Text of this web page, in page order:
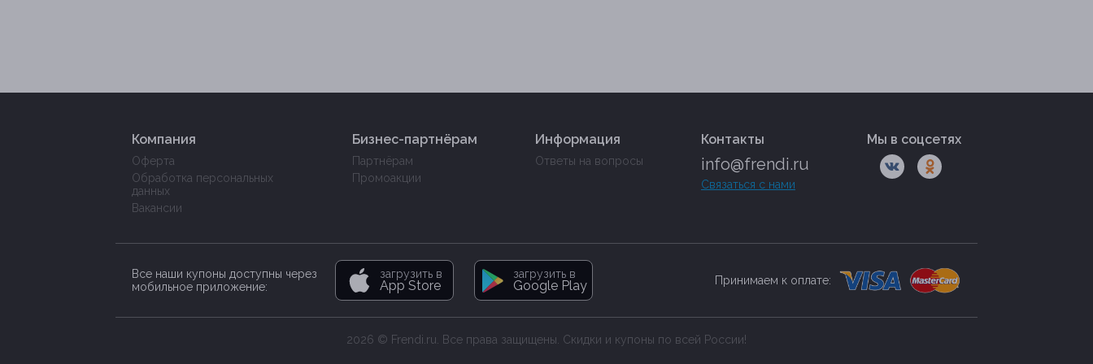
Компания
Оферта
Обработка персональных
данных
Вакансии
Бизнес-партнёрам
Партнёрам
Промоакции
Информация
Ответы на вопросы
Контакты
info@frendi.ru
Связаться с нами
Мы в соцсетях
Все наши купоны доступны через
мобильное приложение:
загрузить в
App Store
загрузить в
Google Play Принимаем к оплате:
2026 © Frendi.ru. Все права защищены. Скидки и купоны по всей России!